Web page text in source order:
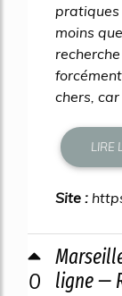
moins
chers, car
LIRE
Site :
0
ligne —